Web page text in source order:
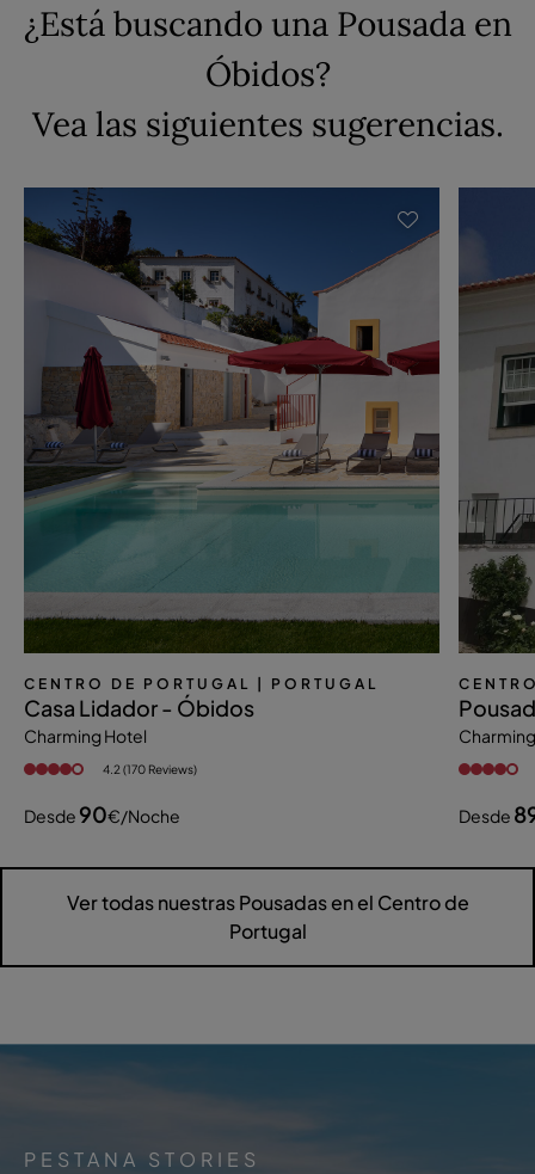
¿Está buscando una Pousada en
Óbidos?
Vea las siguientes sugerencias.
CENTRO DE PORTUGAL | PORTUGAL
Casa Lidador - Óbidos
Charming Hotel
4.2 (170 Reviews)
Desde 90€/noche Desde
Ver todas nuestras Pousadas en el Centro de
Portugal
PESTANA STORIES